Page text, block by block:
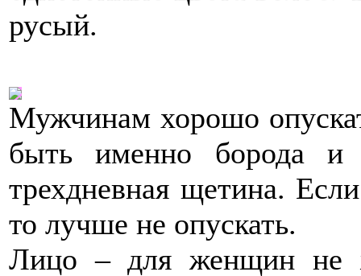
русый.
Мужчинам хорошо
быть именно борода
трехдневная щетина.
то лучше не опускать.
Лицо – для женщин не